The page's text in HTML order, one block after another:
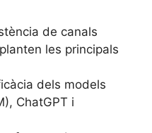
de canals
les principals
dels models
ChatGPT i